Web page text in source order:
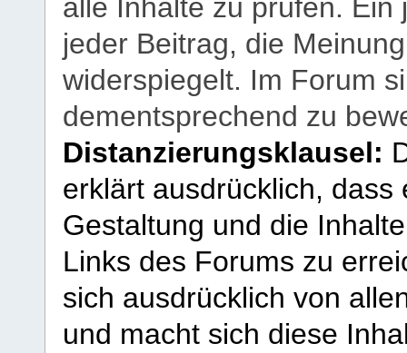
alle Inhalte zu prüfen.
jeder Beitrag, die
widerspiegelt. Im Forum
dementsprechend zu
Distanzierungsklausel:
erklärt ausdrücklich,
Gestaltung und die
Links des Forums zu
sich ausdrücklich von
und macht sich diese